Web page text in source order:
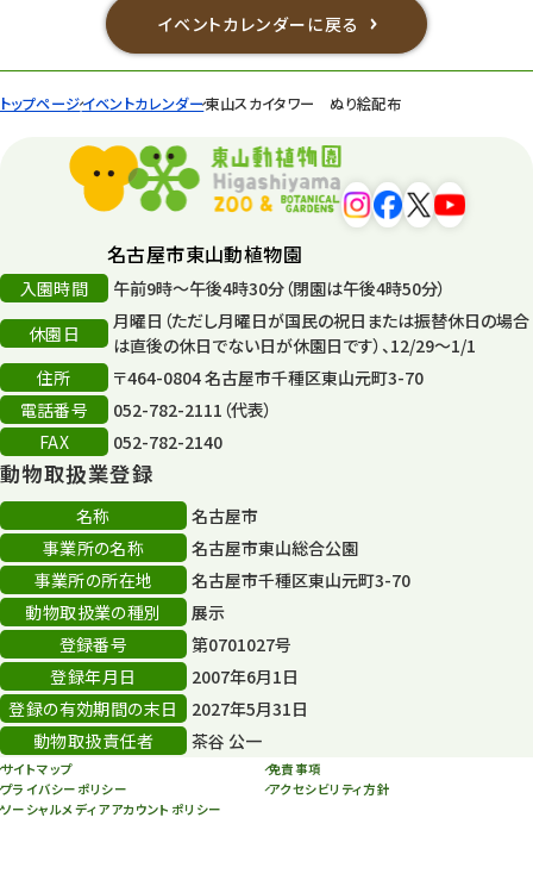
トップページイベントカレンダー東山スカイタワー ぬり絵配布
イベントカレンダーに戻る
名古屋市東山動植物園
入園時間
午前9時～午後4時30分（閉園は午後4時50分）
休園日
月曜日（ただし月曜日が国民の祝日または振替休日の場合
は直後の休日でない日が休園日です）、12/29～1/1
住所
〒464-0804 名古屋市千種区東山元町3-70
電話番号
052-782-2111（代表）
FAX
052-782-2140
動物取扱業登録
名称
名古屋市
事業所の名称
名古屋市東山総合公園
事業所の所在地
名古屋市千種区東山元町3-70
動物取扱業の種別
展示
登録番号
第0701027号
登録年月日
2007年6月1日
登録の有効期間の末日
2027年5月31日
動物取扱責任者
茶谷 公一
サイトマップ
免責事項
プライバシーポリシー
アクセシビリティ方針
ソーシャルメディアアカウントポリシー